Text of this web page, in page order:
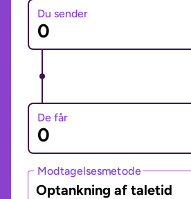
Du sender
De får
Modtagelsesmetode
Optankning af taletid